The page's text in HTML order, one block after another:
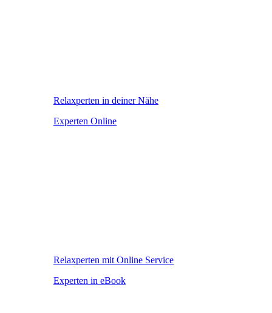
Relaxperten in deiner Nähe
Experten Online
Relaxperten mit Online Service
Experten in eBook